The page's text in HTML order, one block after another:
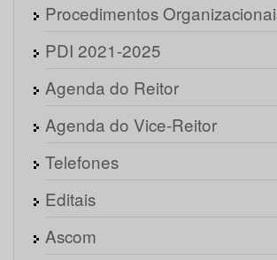
Procedimentos
PDI 2021-2025
Agenda do Reitor
Agenda do Vice-Reitor
Telefones
Editais
Ascom